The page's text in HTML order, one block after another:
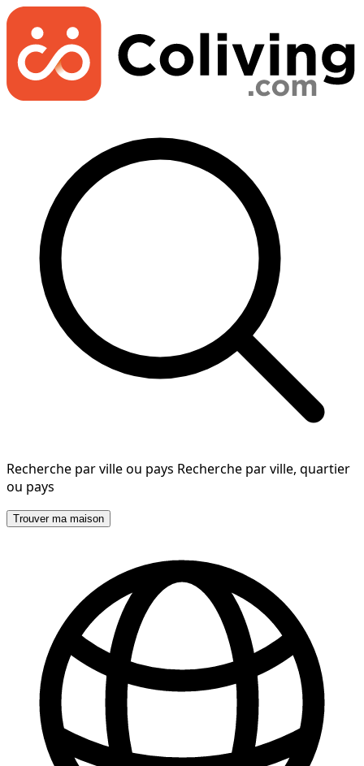
Recherche par ville ou pays Recherche par ville, quartier
ou pays
Trouver ma maison